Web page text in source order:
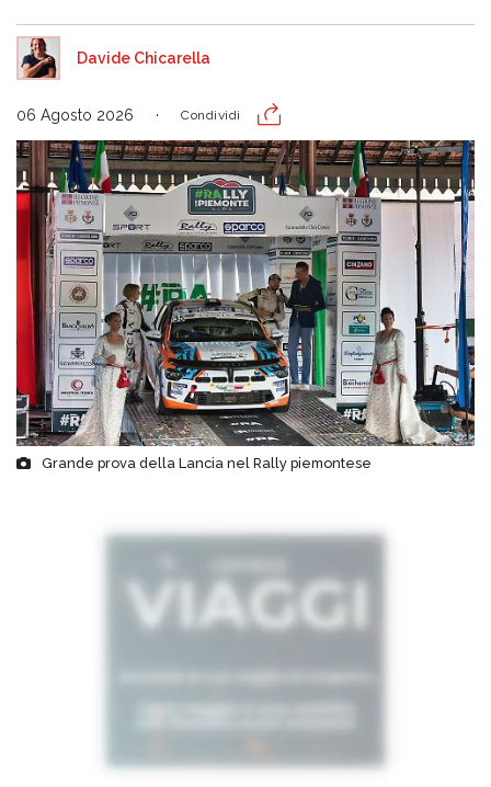
Davide Chicarella
06 Agosto 2026 Condividi
Grande prova della Lancia nel Rally piemontese